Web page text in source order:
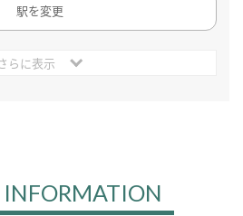
駅を変更
らに表示
INFORMATION